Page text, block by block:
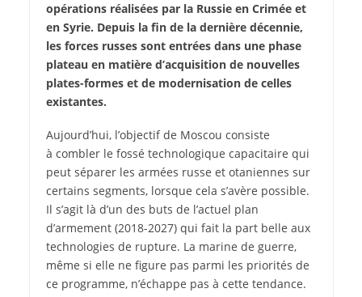
opérations réalisées par la Russie en Crimée et
en Syrie. Depuis la fin de la dernière décennie,
les forces russes sont entrées dans une phase
plateau en matière d’acquisition de nouvelles
plates-formes et de modernisation de celles
existantes.
Aujourd’hui, l’objectif de Moscou consiste
à combler le fossé technologique capacitaire qui
peut séparer les armées russe et otaniennes sur
certains segments, lorsque cela s’avère possible.
Il s’agit là d’un des buts de l’actuel plan
d’armement (2018-2027) qui fait la part belle aux
technologies de rupture. La marine de guerre,
même si elle ne figure pas parmi les priorités de
ce programme, n’échappe pas à cette tendance.